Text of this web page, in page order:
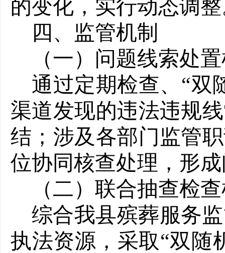
的变化，实行动态调
四、监管机制
（一）问题线索处
通过定期检查、“双
渠道发现的违法违规
结；涉及各部门监管
位协同核查处理，形
（二）联合抽查检
综合我县殡葬服务
执法资源，采取“双随